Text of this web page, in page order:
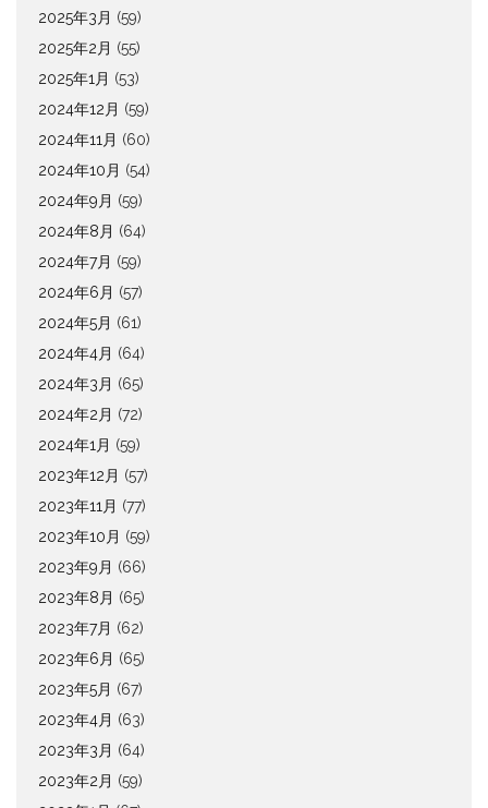
2025年3月 (59)
2025年2月 (55)
2025年1月 (53)
2024年12月 (59)
2024年11月 (60)
2024年10月 (54)
2024年9月 (59)
2024年8月 (64)
2024年7月 (59)
2024年6月 (57)
2024年5月 (61)
2024年4月 (64)
2024年3月 (65)
2024年2月 (72)
2024年1月 (59)
2023年12月 (57)
2023年11月 (77)
2023年10月 (59)
2023年9月 (66)
2023年8月 (65)
2023年7月 (62)
2023年6月 (65)
2023年5月 (67)
2023年4月 (63)
2023年3月 (64)
2023年2月 (59)